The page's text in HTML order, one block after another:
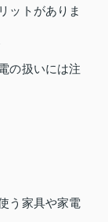
ットがありま
の扱いには注
う家具や家電